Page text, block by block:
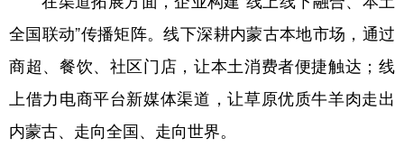
全国联动”传播矩阵。线下深耕内蒙古本地市场，通过
商超、餐饮、社区门店，让本土消费者便捷触达；线
上借力电商平台新媒体渠道，让草原优质牛羊肉走出
内蒙古、走向全国、走向世界。